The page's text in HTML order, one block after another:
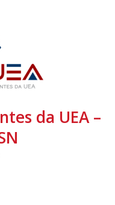
da UEA –